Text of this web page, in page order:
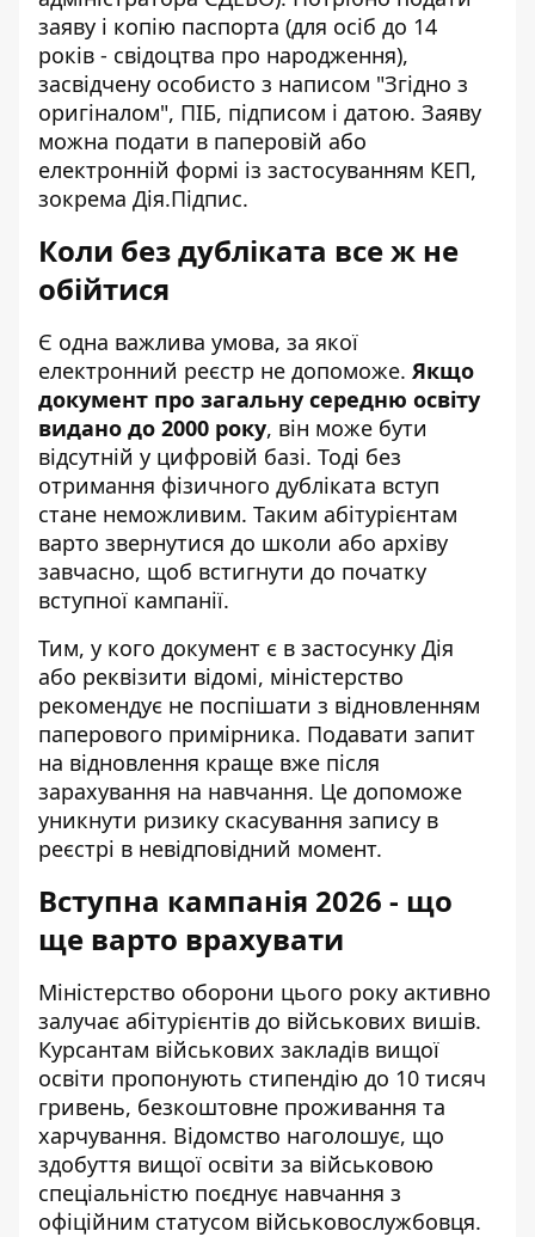
заяву і копію паспорта (для осіб до 14
років - свідоцтва про народження),
засвідчену особисто з написом "Згідно з
оригіналом", ПІБ, підписом і датою. Заяву
можна подати в паперовій або
електронній формі із застосуванням КЕП,
зокрема Дія.Підпис.
Коли без дубліката все ж не
обійтися
Є одна важлива умова, за якої
електронний реєстр не допоможе. Якщо
документ про загальну середню освіту
видано до 2000 року, він може бути
відсутній у цифровій базі. Тоді без
отримання фізичного дубліката вступ
стане неможливим. Таким абітурієнтам
варто звернутися до школи або архіву
завчасно, щоб встигнути до початку
вступної кампанії.
Тим, у кого документ є в застосунку Дія
або реквізити відомі, міністерство
рекомендує не поспішати з відновленням
паперового примірника. Подавати запит
на відновлення краще вже після
зарахування на навчання. Це допоможе
уникнути ризику скасування запису в
реєстрі в невідповідний момент.
Вступна кампанія 2026 - що
ще варто врахувати
Міністерство оборони цього року активно
залучає абітурієнтів до військових вишів.
Курсантам військових закладів вищої
освіти пропонують стипендію до 10 тисяч
гривень, безкоштовне проживання та
харчування. Відомство наголошує, що
здобуття вищої освіти за військовою
спеціальністю поєднує навчання з
офіційним статусом військовослужбовця.